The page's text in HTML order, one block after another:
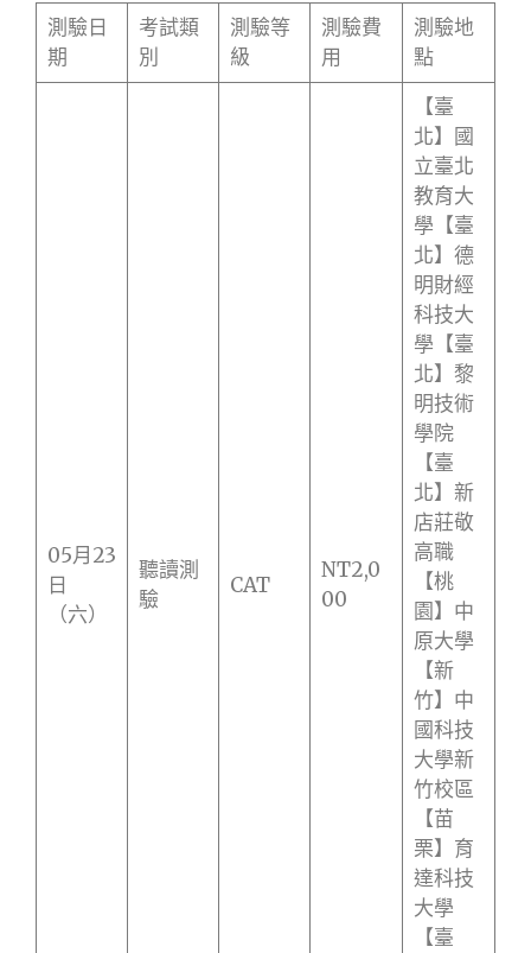
測驗日
期
考試類
別
測驗等
級
測驗費
用
測驗地
點
05月23
日
（六）
聽讀測
驗
CAT
NT2,0
00
【臺
北】國
立臺北
教育大
學【臺
北】德
明財經
科技大
學【臺
北】黎
明技術
學院
【臺
北】新
店莊敬
高職
【桃
園】中
原大學
【新
竹】中
國科技
大學新
竹校區
【苗
栗】育
達科技
大學
【臺